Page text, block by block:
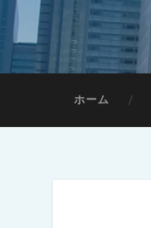
ホーム